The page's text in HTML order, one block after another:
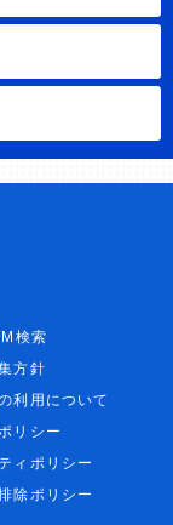
検索
方針
利用について
リシー
ィポリシー
除ポリシー